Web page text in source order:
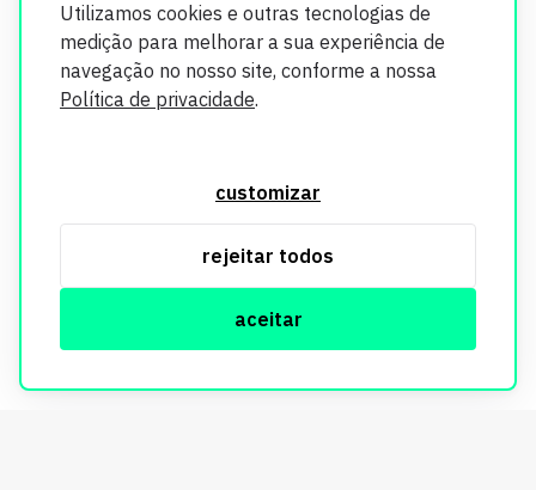
Utilizamos cookies e outras tecnologias de
medição para melhorar a sua experiência de
navegação no nosso site, conforme a nossa
Política de privacidade.
customizar
rejeitar todos
aceitar
segurança. Todos os dados coletados em nosso site são
utilizados exclusivamente para fins de aprimoramento de
informações, consulte nossa Política de Privacidade.
© Copyright Imobi Report. Todos os direitos reservados.
Política de privacidade
mobister